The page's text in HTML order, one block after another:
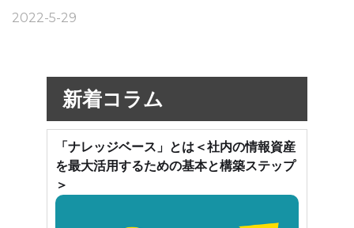
2022-5-29
新着コラム
「ナレッジベース」とは＜社内の情報資産
を最大活用するための基本と構築ステップ
＞